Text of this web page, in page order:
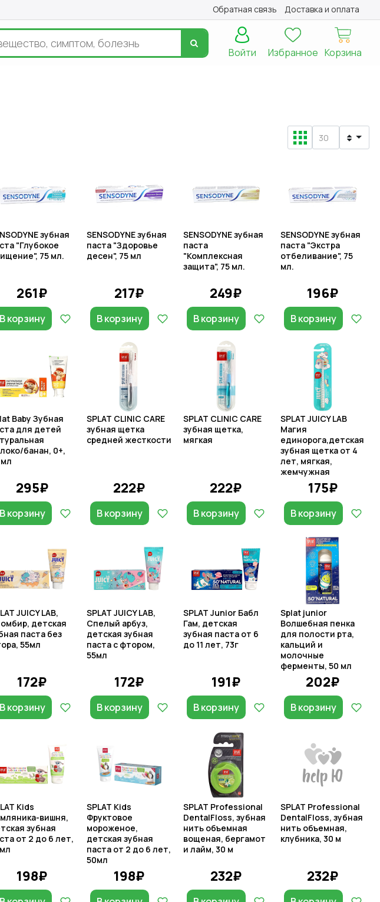
Обратная связь Доставка и оплата
Корзина
Избранное
Войти
зубная
"Глубокое
75 мл.
261₽
В корзину
SENSODYNE зубная
паста "Здоровье
десен", 75 мл
217₽
В корзину
SENSODYNE зубная
паста
"Комплексная
защита", 75 мл.
249₽
В корзину
SENSODYNE зубная
паста "Экстра
отбеливание", 75
мл.
196₽
В корзину
Baby Зубная
для детей
банан, 0+,
295₽
В корзину
SPLAT CLINIC CARE
зубная щетка
средней жесткости
222₽
В корзину
SPLAT CLINIC CARE
зубная щетка,
мягкая
222₽
В корзину
SPLAT JUICY LAB
Магия
единорога,детская
зубная щетка от 4
лет, мягкая,
жемчужная
175₽
В корзину
JUICY LAB,
детская
паста без
55мл
172₽
В корзину
SPLAT JUICY LAB,
Спелый арбуз,
детская зубная
паста с фтором,
55мл
172₽
В корзину
SPLAT Junior Бабл
Гам, детская
зубная паста от 6
до 11 лет, 73г
191₽
В корзину
Splat junior
Волшебная пенка
для полости рта,
кальций и
молочные
ферменты, 50 мл
202₽
В корзину
Kids
вишня,
зубная
от 2 до 6 лет,
198₽
SPLAT Kids
Фруктовое
мороженое,
детская зубная
паста от 2 до 6 лет,
50мл
198₽
SPLAT Professional
DentalFloss, зубная
нить объемная
вощеная, бергамот
и лайм, 30 м
232₽
SPLAT Professional
DentalFloss, зубная
нить объемная,
клубника, 30 м
232₽